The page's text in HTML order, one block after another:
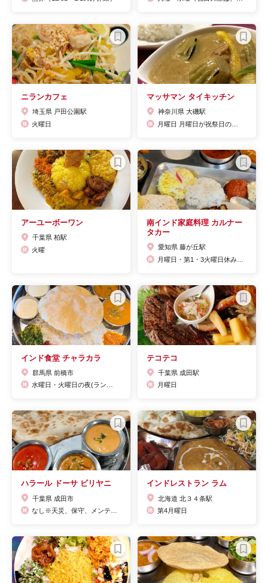
ニランカフェ
埼玉県 戸田公園駅
火曜日
マッサマン タイキッチン
神奈川県 大磯駅
アーユーボーワン
千葉県 柏駅
火曜
南インド家庭料理 カルナー
タカー
愛知県 藤が丘駅
インド食堂 チャラカラ
群馬県 前橋市
テコテコ
千葉県 成田駅
月曜日
ハラール ドーサ ビリヤニ
千葉県 成田市
インドレストラン ラム
北海道 北３４条駅
第4月曜日